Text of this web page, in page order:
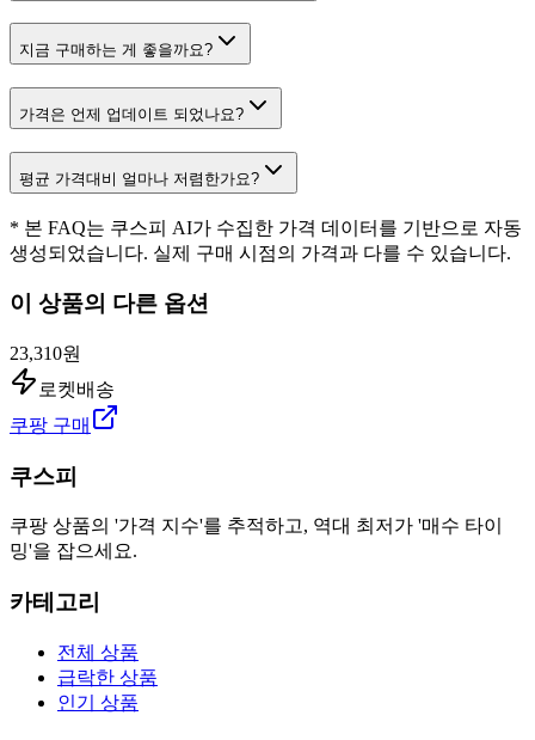
지금 구매하는 게 좋을까요?
가격은 언제 업데이트 되었나요?
평균 가격대비 얼마나 저렴한가요?
* 본 FAQ는 쿠스피 AI가 수집한 가격 데이터를 기반으로 자동
생성되었습니다. 실제 구매 시점의 가격과 다를 수 있습니다.
이 상품의 다른 옵션
23,310원
로켓배송
쿠팡 구매
쿠스피
쿠팡 상품의 '가격 지수'를 추적하고, 역대 최저가 '매수 타이
밍'을 잡으세요.
카테고리
전체 상품
급락한 상품
인기 상품